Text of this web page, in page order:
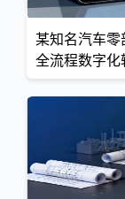
某知名汽车
全流程数字化